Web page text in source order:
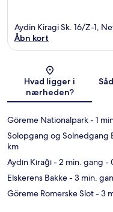
Aydin Kiragi Sk. 16/Z-1,
Åbn kort
Hvad ligger i
nærheden?
Göreme Nationalpark- 1
Solopgang og Solnedgang
km
Aydın Kırağı- 2 min. gang -
Elskerens Bakke- 3 min.
Göreme Romerske Slot- 3